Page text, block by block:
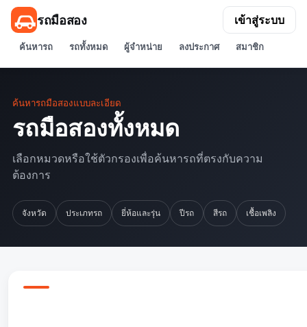
รถมือสอง
ค้นหารถ รถทั้งหมด ผู้จำหน่าย ลงประกาศ สมาชิก
เข้าสู่ระบบ
ค้นหารถมือสองแบบละเอียด
รถมือสองทั้งหมด
เลือกหมวดหรือใช้ตัวกรองเพื่อค้นหารถที่ตรงกับความ
ต้องการ
จังหวัด ประเภทรถ ยี่ห้อและรุ่น ปีรถ สีรถ เชื้อเพลิง